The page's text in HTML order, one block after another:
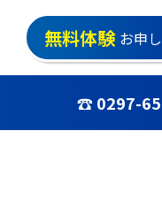
無料体験 お申
☎ 0297-